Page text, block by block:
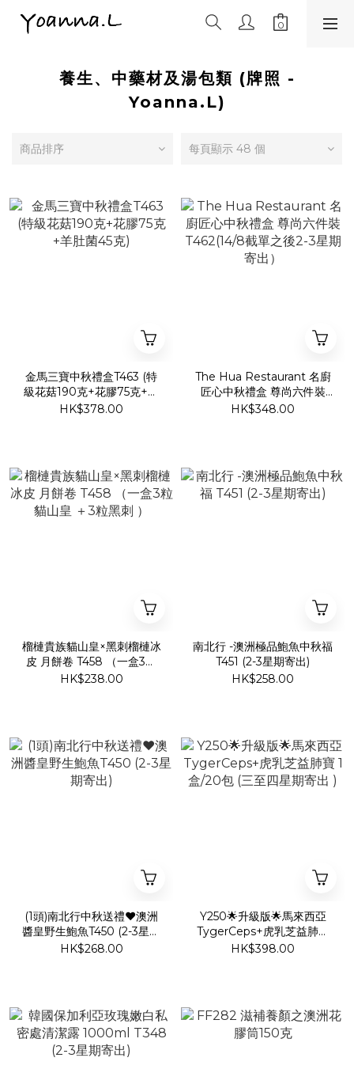
養生、中藥材及湯包類 (牌照 -
Yoanna.L)
商品排序 每頁顯示 48 個
金馬三寶中秋禮盒T463 (特
級花菇190克+花膠75克+羊
肚菌45克)
HK$378.00
The Hua Restaurant 名廚
匠心中秋禮盒 尊尚六件裝
T462(14/8截單之後2-3星期
HK$348.00
榴槤貴族貓山皇×黑刺榴槤冰
皮 月餅卷 T458 （一盒3粒
貓山皇 ＋3粒黑刺 ）
HK$238.00
南北行 -澳洲極品鮑魚中秋福
T451 (2-3星期寄出)
HK$258.00
(1頭)南北行中秋送禮❤️澳洲
醬皇野生鮑魚T450 (2-3星期
寄出)
HK$268.00
Y250🌟升級版🌟馬來西亞
TygerCeps+虎乳芝益肺寶
1盒/20包 (三至四星期寄出 )
HK$398.00